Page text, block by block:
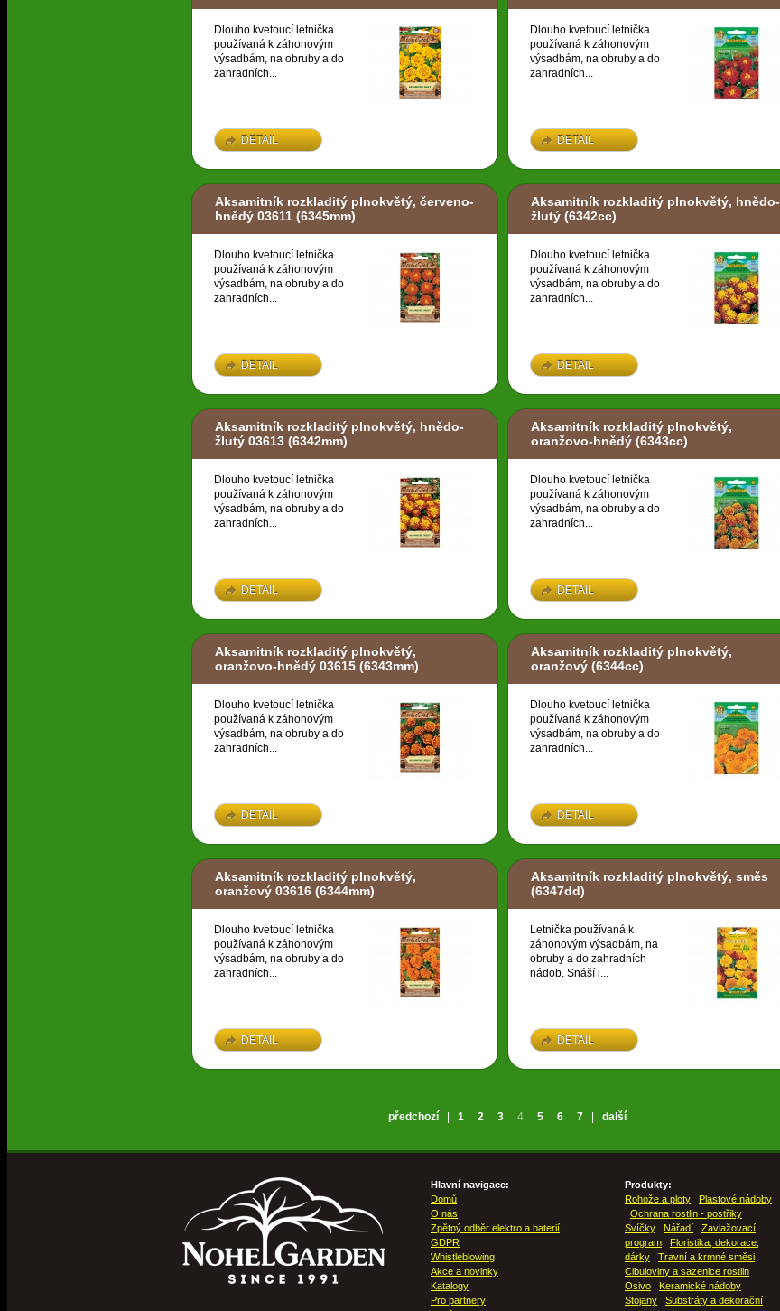
Dlouho kvetoucí letnička
používaná k záhonovým
výsadbám, na obruby a do
zahradních...
DETAIL
Dlouho kvetoucí letnička
používaná k záhonovým
výsadbám, na obruby a do
zahradních...
DETAIL
Aksamitník rozkladitý plnokvětý, červeno-
hnědý 03611 (6345mm)
Dlouho kvetoucí letnička
používaná k záhonovým
výsadbám, na obruby a do
zahradních...
DETAIL
Aksamitník rozkladitý plnokvětý, hnědo-
žlutý (6342cc)
Dlouho kvetoucí letnička
používaná k záhonovým
výsadbám, na obruby a do
zahradních...
DETAIL
Aksamitník rozkladitý plnokvětý, hnědo-
žlutý 03613 (6342mm)
Dlouho kvetoucí letnička
používaná k záhonovým
výsadbám, na obruby a do
zahradních...
DETAIL
Aksamitník rozkladitý plnokvětý,
oranžovo-hnědý (6343cc)
Dlouho kvetoucí letnička
používaná k záhonovým
výsadbám, na obruby a do
zahradních...
DETAIL
Aksamitník rozkladitý plnokvětý,
oranžovo-hnědý 03615 (6343mm)
Dlouho kvetoucí letnička
používaná k záhonovým
výsadbám, na obruby a do
zahradních...
DETAIL
Aksamitník rozkladitý plnokvětý,
oranžový (6344cc)
Dlouho kvetoucí letnička
používaná k záhonovým
výsadbám, na obruby a do
zahradních...
DETAIL
Aksamitník rozkladitý plnokvětý,
oranžový 03616 (6344mm)
Dlouho kvetoucí letnička
používaná k záhonovým
výsadbám, na obruby a do
zahradních...
DETAIL
Aksamitník rozkladitý plnokvětý, směs
(6347dd)
Letnička používaná k
záhonovým výsadbám, na
obruby a do zahradních
nádob. Snáší i...
DETAIL
předchozí 1 2 3 4 5 6 7 další
Hlavní navigace:
Domů
O nás
Zpětný odběr elektro a baterií
GDPR
Whistleblowing
Akce a novinky
Katalogy
Pro partnery
Produkty:
Rohože a ploty
Plastové nádoby
Ochrana rostlin - postřiky
Svíčky
Nářadí
Zavlažovací
program
Floristika, dekorace,
dárky
Travní a krmné směsi
Cibuloviny a sazenice rostlin
Osivo
Keramické nádoby
Stojany
Substráty a dekorační